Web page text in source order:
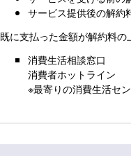
サービス提供後の解約
既に支払った金額が解約料の
消費生活相談窓口
消費者ホットライン
※最寄りの消費生活セ